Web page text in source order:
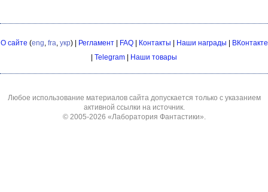
О сайте (eng, fra, укр) | Регламент| FAQ| Контакты Наши награды
ВКонтакте
Telegram Наши товары
Любое использование материалов сайта допускается только с указанием
активной ссылки на источник.
© 2005-2026 «Лаборатория Фантастики».